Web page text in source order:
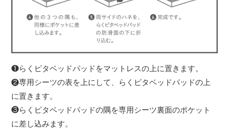
❶らくピタベッドパッドをマットレスの上に置きます。
❷専用シーツの表を上にして、らくピタベッドパッドの上
に置きます。
❸らくピタベッドパッドの隅を専用シーツ裏面のポケット
に差し込みます。